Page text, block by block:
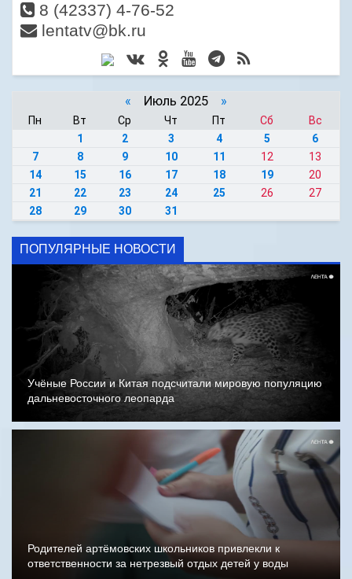
8 (42337) 4-76-52
lentatv@bk.ru
« Июль 2025 »
Пн Вт Ср Чт Пт Сб
Вс
1
2 3 4 5
6
7
8 9 10 11 12
13
14
15 16 17 18 19
20
21
22 23 24 25 26
27
28
29 30 31
ПОПУЛЯРНЫЕ НОВОСТИ
Учёные России и Китая подсчитали мировую популяцию
дальневосточного леопарда
Родителей артёмовских школьников привлекли к
ответственности за нетрезвый отдых детей у воды